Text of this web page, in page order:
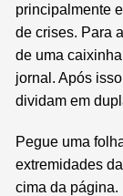
principalmente
de crises. Para
de uma
jornal. Após
dividam em
Pegue uma
extremidades
cima da página.